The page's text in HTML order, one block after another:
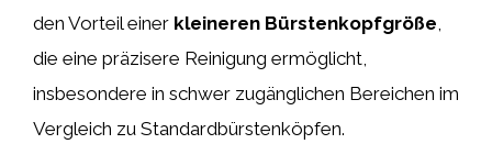
den Vorteil einer kleineren Bürstenkopfgröße,
die eine präzisere Reinigung ermöglicht,
insbesondere in schwer zugänglichen Bereichen im
Vergleich zu Standardbürstenköpfen.